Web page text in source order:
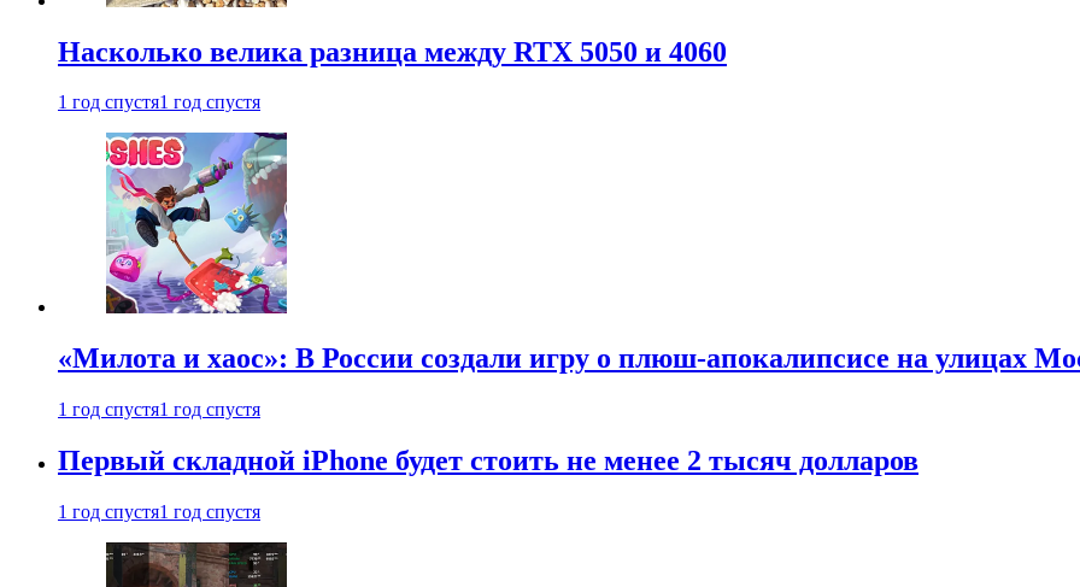
Насколько велика разница между RTX 5050 и 4060
1 год спустя1 год спустя
«Милота и хаос»: В России создали игру о плюш-апокалипсисе на улицах
1 год спустя1 год спустя
Первый складной iPhone будет стоить не менее 2 тысяч долларов
1 год спустя1 год спустя